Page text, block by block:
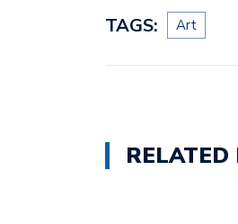
TAGS: Art
RELATED